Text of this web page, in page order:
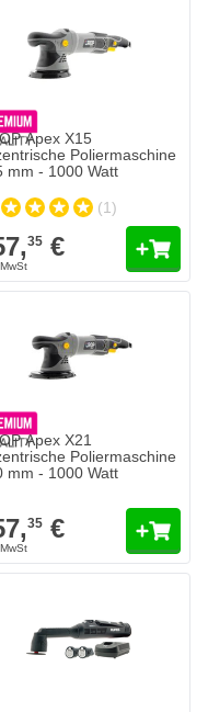
Apex X15
Poliermaschine
mm - 1000 Watt
(1)
35 €
Apex X21
Poliermaschine
mm - 1000 Watt
35 €